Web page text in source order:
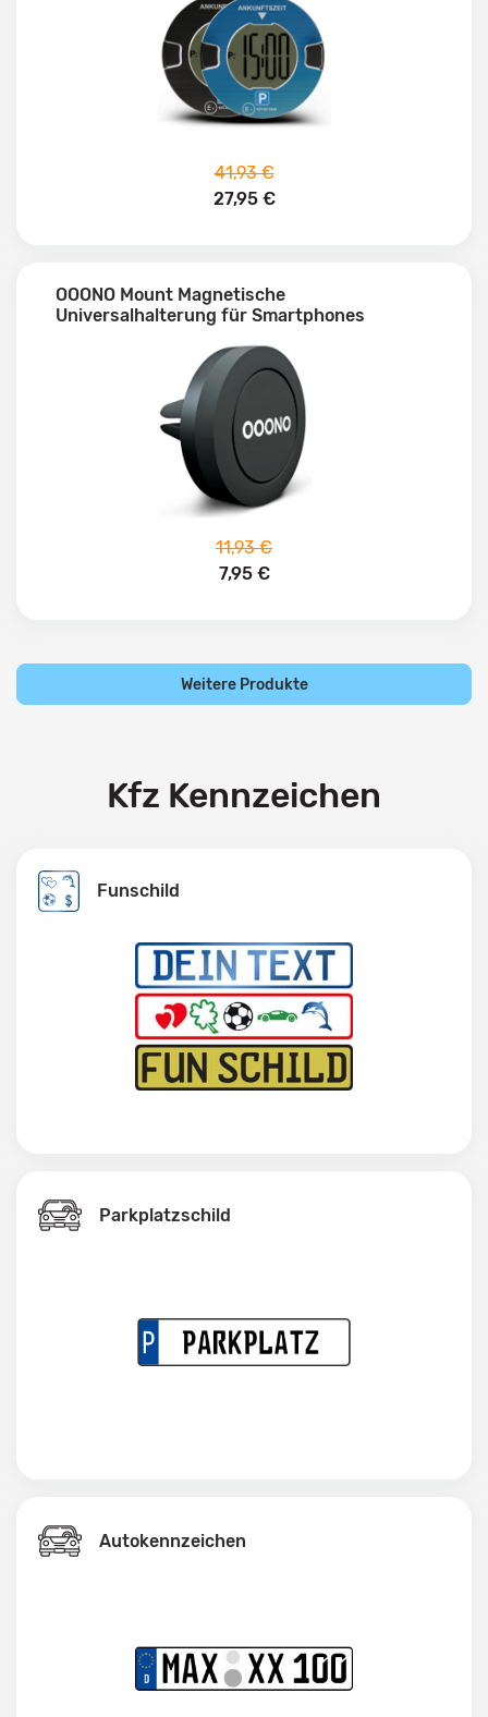
41,93 €
27,95 €
OOONO Mount Magnetische
Universalhalterung für Smartphones
11,93 €
7,95 €
Weitere Produkte
Kfz Kennzeichen
Funschild
Parkplatzschild
Autokennzeichen